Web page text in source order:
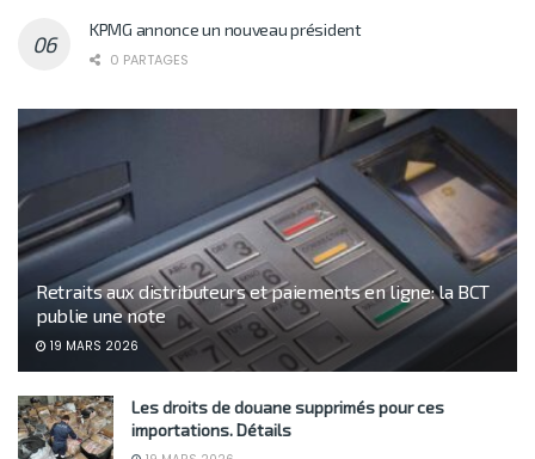
KPMG annonce un nouveau président
0 PARTAGES
Retraits aux distributeurs et paiements en ligne: la BCT
publie une note
19 MARS 2026
Les droits de douane supprimés pour ces
importations. Détails